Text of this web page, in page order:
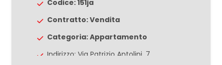
Codice: 151ja
Contratto: Vendita
Categoria: Appartamento
Indirizzo: Via Patrizio Antolini, 7
Bagni
minimi